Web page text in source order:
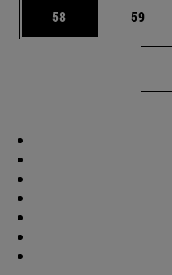
Página
58 Página
59